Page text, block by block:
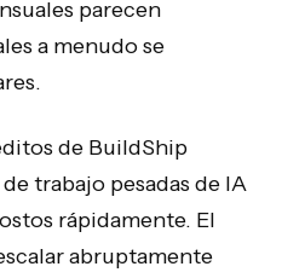
parecen
a menudo se
de BuildShip
trabajo pesadas de IA
rápidamente. El
abruptamente